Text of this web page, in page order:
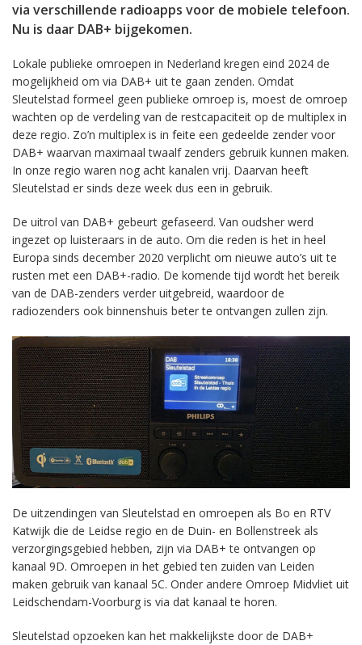
via verschillende radioapps voor de mobiele telefoon.
Nu is daar DAB+ bijgekomen.
Lokale publieke omroepen in Nederland kregen eind 2024 de
mogelijkheid om via DAB+ uit te gaan zenden. Omdat
Sleutelstad formeel geen publieke omroep is, moest de omroep
wachten op de verdeling van de restcapaciteit op de multiplex in
deze regio. Zo’n multiplex is in feite een gedeelde zender voor
DAB+ waarvan maximaal twaalf zenders gebruik kunnen maken.
In onze regio waren nog acht kanalen vrij. Daarvan heeft
Sleutelstad er sinds deze week dus een in gebruik.
De uitrol van DAB+ gebeurt gefaseerd. Van oudsher werd
ingezet op luisteraars in de auto. Om die reden is het in heel
Europa sinds december 2020 verplicht om nieuwe auto’s uit te
rusten met een DAB+-radio. De komende tijd wordt het bereik
van de DAB-zenders verder uitgebreid, waardoor de
radiozenders ook binnenshuis beter te ontvangen zullen zijn.
De uitzendingen van Sleutelstad en omroepen als Bo en RTV
Katwijk die de Leidse regio en de Duin- en Bollenstreek als
verzorgingsgebied hebben, zijn via DAB+ te ontvangen op
kanaal 9D. Omroepen in het gebied ten zuiden van Leiden
maken gebruik van kanaal 5C. Onder andere Omroep Midvliet uit
Leidschendam-Voorburg is via dat kanaal te horen.
Sleutelstad opzoeken kan het makkelijkste door de DAB+